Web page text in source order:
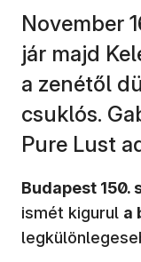
November
jár majd
a zenétől
csuklós.
Pure Lust
Budapest 150.
ismét kigurul a